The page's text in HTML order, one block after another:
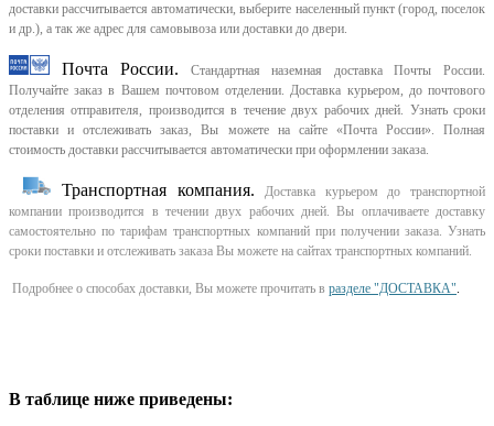
доставки рассчитывается автоматически, выберите населенный пункт (город, поселок
и др.), а так же адрес для самовывоза или доставки до двери.
Почта России.
Стандартная наземная доставка Почты России.
Получайте заказ в Вашем почтовом отделении. Доставка курьером, до почтового
отделения отправителя, производится в течение двух рабочих дней. Узнать сроки
поставки и отслеживать заказ, Вы можете на сайте «Почта России». Полная
стоимость доставки рассчитывается автоматически при оформлении заказа.
Транспортная компания.
Доставка курьером до транспортной
компании производится в течении двух рабочих дней. Вы оплачиваете доставку
самостоятельно по тарифам транспортных компаний при получении заказа. Узнать
сроки поставки и отслеживать заказа Вы можете на сайтах транспортных компаний.
Подробнее о способах доставки, Вы можете прочитать в разделе "ДОСТАВКА".
В таблице ниже приведены: